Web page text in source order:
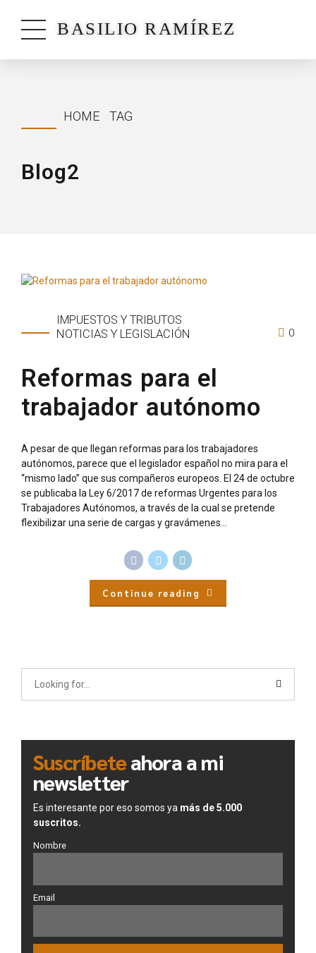
BASILIO RAMÍREZ
HOME TAG
Blog2
IMPUESTOS Y TRIBUTOS
NOTICIAS Y LEGISLACIÓN
0
Reformas para el
trabajador autónomo
A pesar de que llegan reformas para los trabajadores
autónomos, parece que el legislador español no mira para el
“mismo lado” que sus compañeros europeos. El 24 de octubre
se publicaba la Ley 6/2017 de reformas Urgentes para los
Trabajadores Autónomos, a través de la cual se pretende
flexibilizar una serie de cargas y gravámenes...
Continue reading
Suscríbeteahora a mi
newsletter
Es interesante por eso somos ya más de 5.000
suscritos.
Nombre
Email